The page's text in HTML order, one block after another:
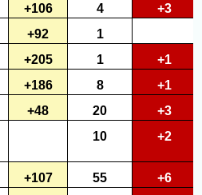
+106 4
+3
+92
1
+205 1
+1
+186 8
+1
+48 20
+3
10 +2
+107 55
+6